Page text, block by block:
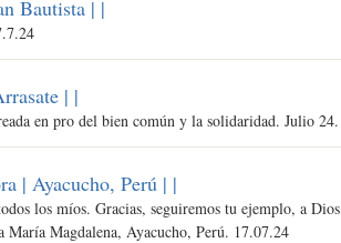
Bautista | |
| |
en pro del bien común y la solidaridad. Julio 24.
| Ayacucho, Perú | |
los míos. Gracias, seguiremos tu ejemplo, a Dios
Magdalena, Ayacucho, Perú. 17.07.24